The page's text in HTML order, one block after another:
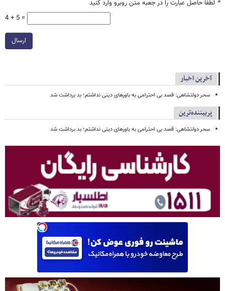
* لطفا حاصل عبارت را در جعبه متن روبرو وارد کنید
4 + 5 =
ارسال
آخرین اخبار
سحر دولتشاهی: قصد بی احترامی به باورهای دینی نداشتم؛ بد برداشت شد
پربیننده‌ترین
سحر دولتشاهی: قصد بی احترامی به باورهای دینی نداشتم؛ بد برداشت شد